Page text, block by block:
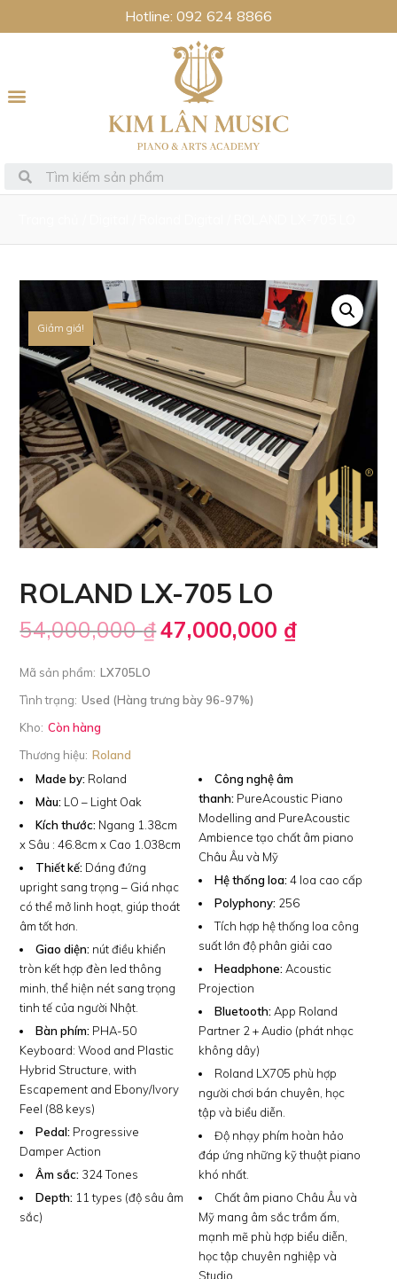
Hotline: 092 624 8866
Giảm giá!
ROLAND LX-705 LO
54,000,000₫47,000,000 ₫
Mã sản phẩm: LX705LO
Tình trạng: Used (Hàng trưng bày 96-97%)
Kho: Còn hàng
Thương hiệu: Roland
Made by: Roland
Màu: LO – Light Oak
Kích thước: Ngang 1.38cm
x Sâu : 46.8cm x Cao 1.038cm
Thiết kế: Dáng đứng
upright sang trọng – Giá nhạc
có thể mở linh hoạt, giúp thoát
âm tốt hơn.
Giao diện: nút điều khiển
tròn kết hợp đèn led thông
minh, thể hiện nét sang trọng
tinh tế của người Nhật.
Bàn phím: PHA-50
Keyboard: Wood and Plastic
Hybrid Structure, with
Escapement and Ebony/Ivory
Feel (88 keys)
Pedal: Progressive
Damper Action
Âm sắc: 324 Tones
Depth: 11 types (độ sâu âm
sắc)
Công nghệ âm
thanh: PureAcoustic Piano
Modelling and PureAcoustic
Ambience tạo chất âm piano
Châu Âu và Mỹ
Hệ thống loa: 4 loa cao cấp
Polyphony: 256
Tích hợp hệ thống loa công
suất lớn độ phân giải cao
Headphone: Acoustic
Projection
Bluetooth: App Roland
Partner 2 + Audio (phát nhạc
không dây)
Roland LX705 phù hợp
người chơi bán chuyên, học
tập và biểu diễn.
Độ nhạy phím hoàn hảo
đáp ứng những kỹ thuật piano
khó nhất.
Chất âm piano Châu Âu và
Mỹ mang âm sắc trầm ấm,
mạnh mẽ phù hợp biểu diễn,
học tập chuyên nghiệp và
Studio.